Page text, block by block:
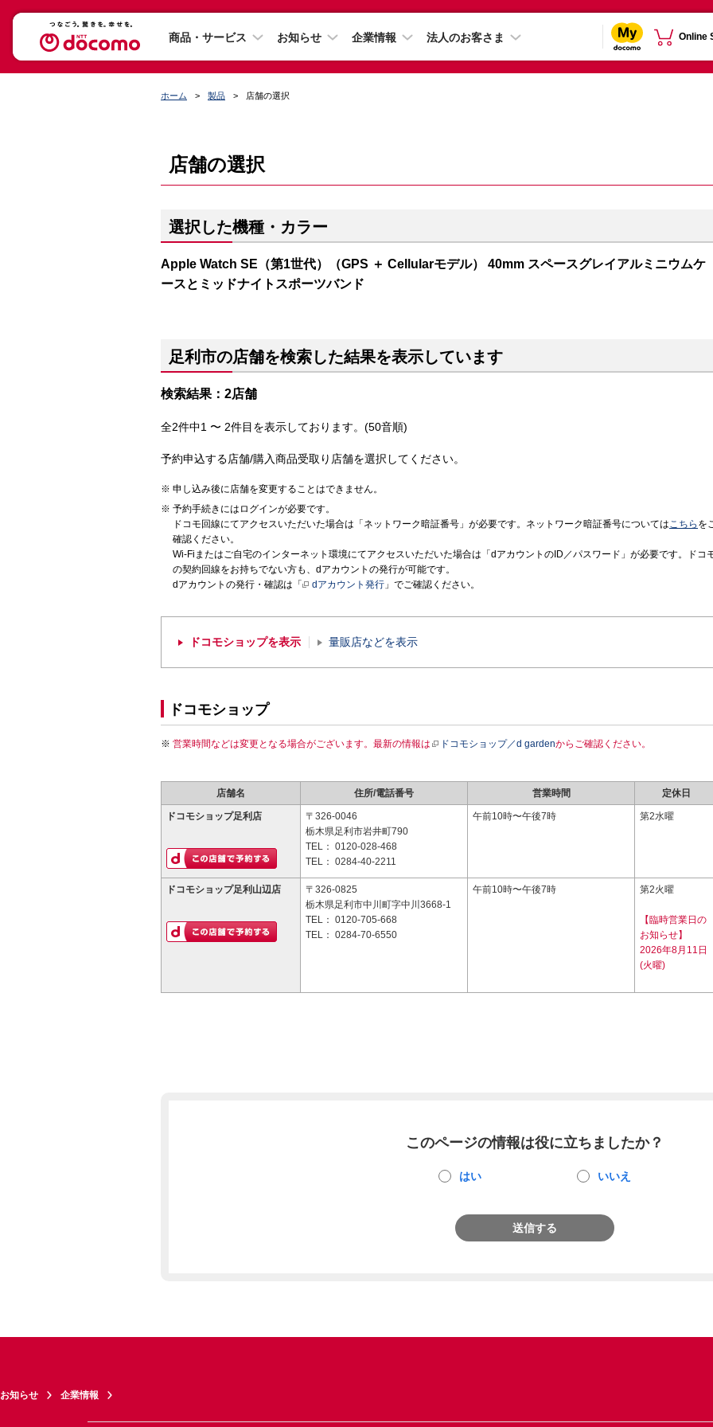
商品・サービス お知らせ 企業情報 法人のお客さま Online
ホーム 製品 店舗の選択
店舗の選択
選択した機種・カラー
Apple Watch SE（第1世代）（GPS ＋ Cellularモデル） 40mm スペースグレイアルミニウムケ
ースとミッドナイトスポーツバンド
足利市の店舗を検索した結果を表示しています
検索結果：2店舗
全2件中1 〜 2件目を表示しております。(50音順)
予約申込する店舗/購入商品受取り店舗を選択してください。
申し込み後に店舗を変更することはできません。
予約手続きにはログインが必要です。
ドコモ回線にてアクセスいただいた場合は「ネットワーク暗証番号」が必要です。ネットワーク暗証番号についてはこちら を
確認ください。
Wi-Fiまたはご自宅のインターネット環境にてアクセスいただいた場合は「dアカウントのID／パスワード」が必要です。ドコ
の契約回線をお持ちでない方も、dアカウントの発行が可能です。
dアカウントの発行・確認は「
dアカウント発行 」でご確認ください。
ドコモショップを表示 量販店などを表示
ドコモショップ
営業時間などは変更となる場合がございます。最新の情報は ドコモショップ／d gardenからご確認ください。
店舗名 住所/電話番号 営業時間 定休日
ドコモショップ足利店
〒326-0046
栃木県足利市岩井町790
TEL： 0120-028-468
TEL： 0284-40-2211
午前10時〜午後7時 第2水曜
ドコモショップ足利山辺店
〒326-0825
栃木県足利市中川町字中川3668-1
TEL： 0120-705-668
TEL： 0284-70-6550
午前10時〜午後7時 第2火曜
【臨時営業日の
お知らせ】
2026年8月11日
(火曜)
このページの情報は役に立ちましたか？
はい いいえ
送信する
お知らせ 企業情報